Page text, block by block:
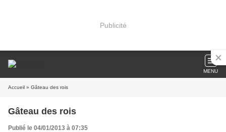
Publicité
MENU
Accueil » Gâteau des rois
Gâteau des rois
Publié le 04/01/2013 à 07:35